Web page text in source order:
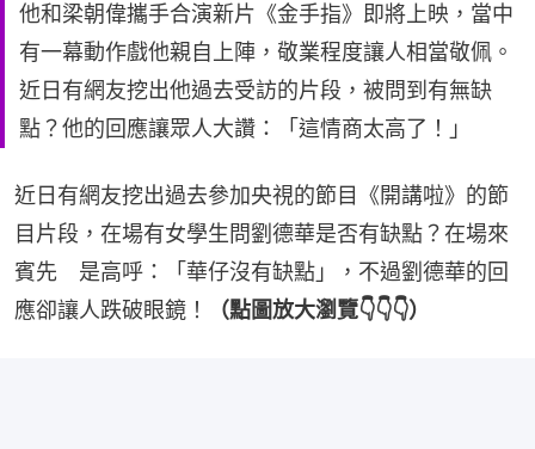
他和梁朝偉攜手合演新片《金手指》即將上映，當中
有一幕動作戲他親自上陣，敬業程度讓人相當敬佩。
近日有網友挖出他過去受訪的片段，被問到有無缺
點？他的回應讓眾人大讚：「這情商太高了！」
近日有網友挖出過去參加央視的節目《開講啦》的節
目片段，在場有女學生問劉德華是否有缺點？在場來
賓先　是高呼：「華仔沒有缺點」，不過劉德華的回
應卻讓人跌破眼鏡！
（點圖放大瀏覽👇👇👇）